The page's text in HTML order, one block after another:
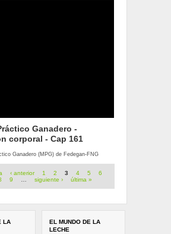
Ganadero -
corporal - Cap 161
Ganadero (MPG) de Fedegan-FNG
‹ anterior 1 2 3 4 5
6
9 … siguiente › última »
LA
EL MUNDO DE LA
LECHE